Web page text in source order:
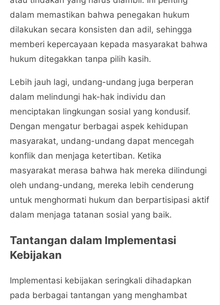
dalam memastikan bahwa penegakan hukum
dilakukan secara konsisten dan adil, sehingga
memberi kepercayaan kepada masyarakat bahwa
hukum ditegakkan tanpa pilih kasih.
Lebih jauh lagi, undang-undang juga berperan
dalam melindungi hak-hak individu dan
menciptakan lingkungan sosial yang kondusif.
Dengan mengatur berbagai aspek kehidupan
masyarakat, undang-undang dapat mencegah
konflik dan menjaga ketertiban. Ketika
masyarakat merasa bahwa hak mereka dilindungi
oleh undang-undang, mereka lebih cenderung
untuk menghormati hukum dan berpartisipasi aktif
dalam menjaga tatanan sosial yang baik.
Tantangan dalam Implementasi
Kebijakan
Implementasi kebijakan seringkali dihadapkan
pada berbagai tantangan yang menghambat